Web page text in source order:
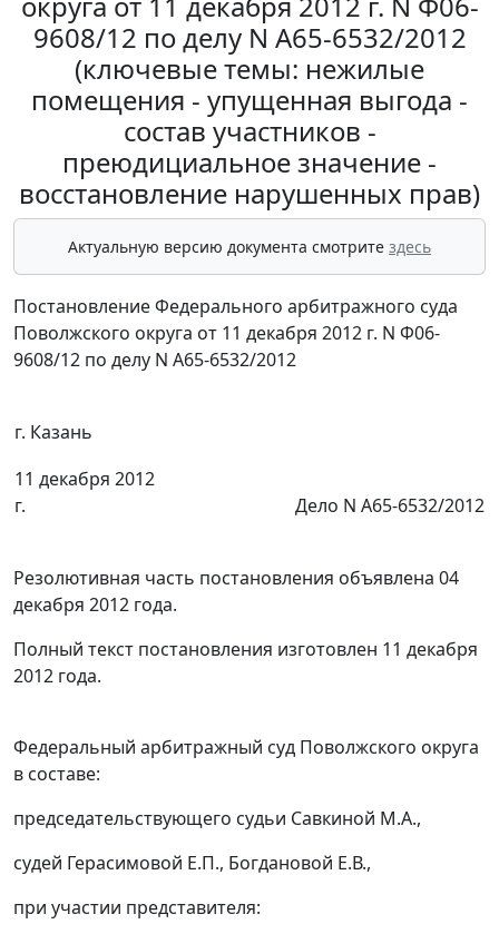
9608/12 по делу N А65-6532/2012
(ключевые темы: нежилые
помещения - упущенная выгода -
состав участников -
преюдициальное значение -
восстановление нарушенных прав)
Актуальную версию документа смотрите здесь
Постановление Федерального арбитражного суда
Поволжского округа от 11 декабря 2012 г. N Ф06-
9608/12 по делу N А65-6532/2012
г. Казань
11 декабря 2012
г.
Дело N А65-6532/2012
Резолютивная часть постановления объявлена 04
декабря 2012 года.
Полный текст постановления изготовлен 11 декабря
2012 года.
Федеральный арбитражный суд Поволжского округа
в составе:
председательствующего судьи Савкиной М.А.,
судей Герасимовой Е.П., Богдановой Е.В.,
при участии представителя: